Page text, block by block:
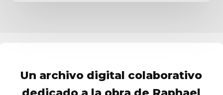
Un archivo digital colaborativo